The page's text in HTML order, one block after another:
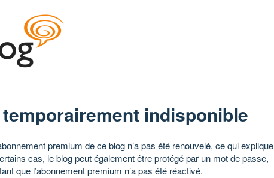
indisponible
premium de ce blog n’a pas été renouvelé, ce qui explique
cas, le blog peut également être protégé par un mot de passe,
que l’abonnement premium n’a pas été réactivé.